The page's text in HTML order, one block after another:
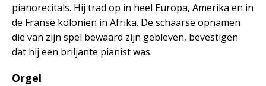
pianorecitals. Hij trad op in heel Europa, Amerika en in
de Franse koloniën in Afrika. De schaarse opnamen
die van zijn spel bewaard zijn gebleven, bevestigen
dat hij een briljante pianist was.
Orgel